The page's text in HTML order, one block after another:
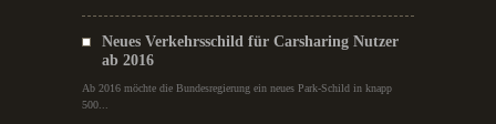
Neues Verkehrsschild für Carsharing Nutzer
ab 2016
Ab 2016 möchte die Bundesregierung ein neues Park-Schild in knapp
500...